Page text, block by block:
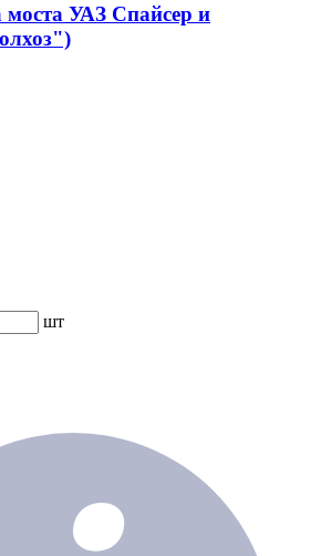
УАЗ Спайсер и
шт